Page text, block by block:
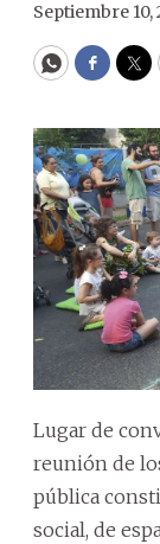
Septiembre 10,
WhatsApp
Lugar de
reunión de
pública
social, de